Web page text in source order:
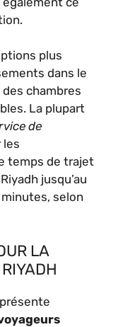
plus
dans le
chambres
La plupart
de
temps de trajet
jusqu’au
minutes, selon
LA